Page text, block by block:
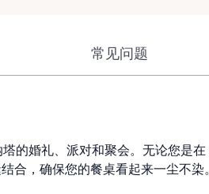
常见问题
的婚礼、派对和聚会。无论您是在
合，确保您的餐桌看起来一尘不染。